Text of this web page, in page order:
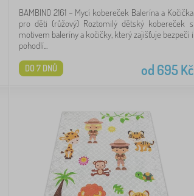
BAMBINO 2161 – Mycí kobereček Balerína a Kočička
pro děti (růžový) Roztomilý dětský kobereček s
motivem baleríny a kočičky, který zajišťuje bezpečí i
pohodlí...
od 695Kč
DO 7 DNŮ